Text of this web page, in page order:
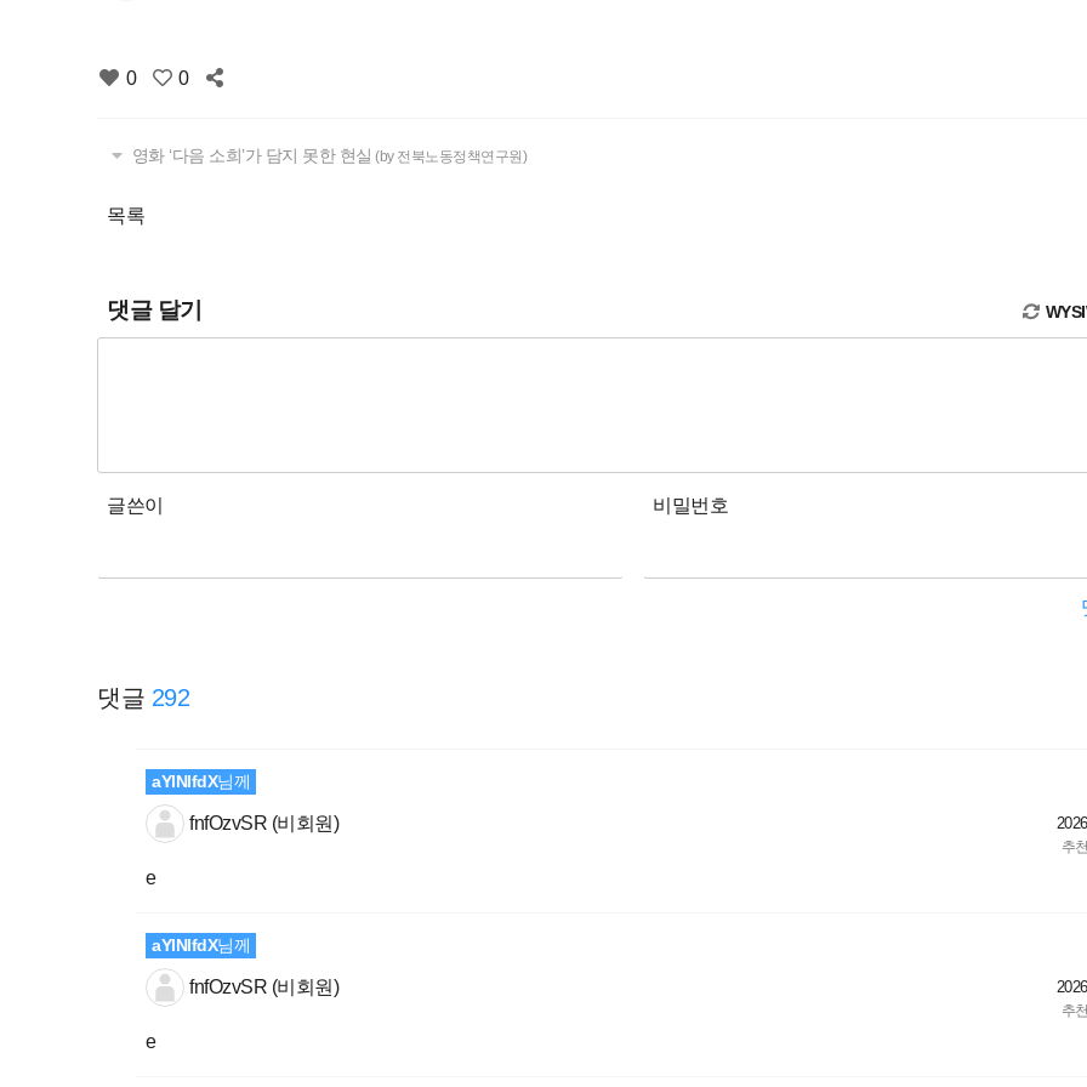
0 0
영화 ‘다음 소희’가 담지 못한 현실 (by 전북노동정책연구원)
목록
댓글 달기
글쓴이 비밀번호
댓글 292
aYlNlfdX님께
fnfOzvSR (비회원)
e
aYlNlfdX님께
fnfOzvSR (비회원)
e